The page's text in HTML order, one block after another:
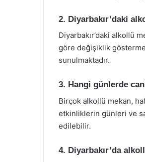
2. Diyarbakır’daki
Diyarbakır’daki alkollü
göre değişiklik
sunulmaktadır.
3. Hangi günlerde
Birçok alkollü mekan,
etkinliklerin günleri ve
edilebilir.
4. Diyarbakır’da